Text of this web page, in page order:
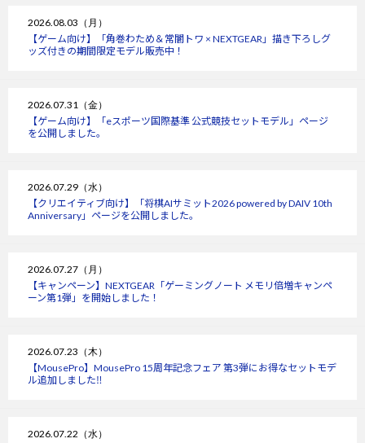
2026.08.03（月）
【ゲーム向け】「角巻わため＆常闇トワ × NEXTGEAR」描き下ろしグ
ッズ付きの期間限定モデル販売中！
2026.07.31（金）
【ゲーム向け】「eスポーツ国際基準 公式競技セットモデル」ページ
を公開しました。
2026.07.29（水）
【クリエイティブ向け】「将棋AIサミット2026 powered by DAIV 10th
Anniversary」ページを公開しました。
2026.07.27（月）
【キャンペーン】NEXTGEAR「ゲーミングノート メモリ倍増キャンペ
ーン第1弾」を開始しました！
2026.07.23（木）
【MousePro】MousePro 15周年記念フェア 第3弾にお得なセットモデ
ル追加しました‼
2026.07.22（水）